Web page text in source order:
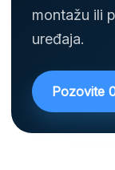
montažu ili
uređaja.
Pozovite